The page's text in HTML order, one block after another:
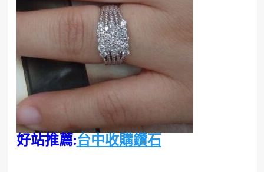
好站推薦:台中收購鑽石